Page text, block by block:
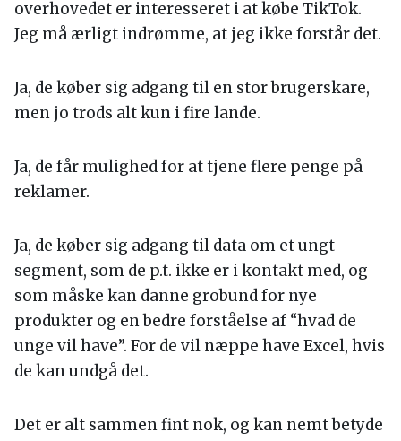
overhovedet er interesseret i at købe TikTok.
Jeg må ærligt indrømme, at jeg ikke forstår det.
Ja, de køber sig adgang til en stor brugerskare,
men jo trods alt kun i fire lande.
Ja, de får mulighed for at tjene flere penge på
reklamer.
Ja, de køber sig adgang til data om et ungt
segment, som de p.t. ikke er i kontakt med, og
som måske kan danne grobund for nye
produkter og en bedre forståelse af “hvad de
unge vil have”. For de vil næppe have Excel, hvis
de kan undgå det.
Det er alt sammen fint nok, og kan nemt betyde